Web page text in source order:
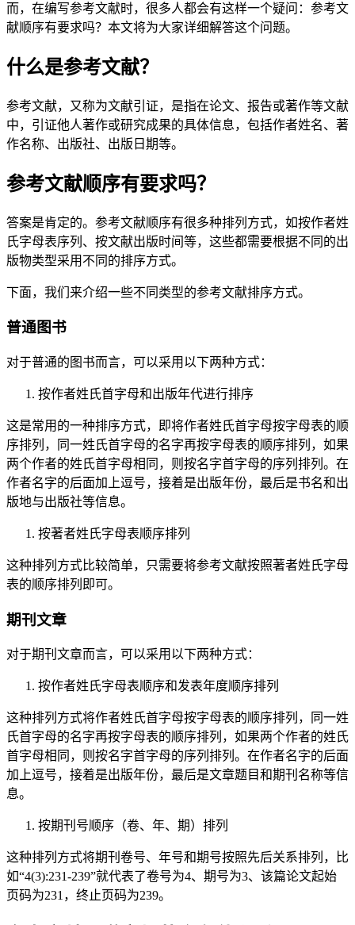
而，在编写参考文献时，很多人都会有这样一个疑问：参考文
献顺序有要求吗？本文将为大家详细解答这个问题。
什么是参考文献？
参考文献，又称为文献引证，是指在论文、报告或著作等文献
中，引证他人著作或研究成果的具体信息，包括作者姓名、著
作名称、出版社、出版日期等。
参考文献顺序有要求吗？
答案是肯定的。参考文献顺序有很多种排列方式，如按作者姓
氏字母表序列、按文献出版时间等，这些都需要根据不同的出
版物类型采用不同的排序方式。
下面，我们来介绍一些不同类型的参考文献排序方式。
普通图书
对于普通的图书而言，可以采用以下两种方式：
按作者姓氏首字母和出版年代进行排序
这是常用的一种排序方式，即将作者姓氏首字母按字母表的顺
序排列，同一姓氏首字母的名字再按字母表的顺序排列，如果
两个作者的姓氏首字母相同，则按名字首字母的序列排列。在
作者名字的后面加上逗号，接着是出版年份，最后是书名和出
版地与出版社等信息。
按著者姓氏字母表顺序排列
这种排列方式比较简单，只需要将参考文献按照著者姓氏字母
表的顺序排列即可。
期刊文章
对于期刊文章而言，可以采用以下两种方式：
按作者姓氏字母表顺序和发表年度顺序排列
这种排列方式将作者姓氏首字母按字母表的顺序排列，同一姓
氏首字母的名字再按字母表的顺序排列，如果两个作者的姓氏
首字母相同，则按名字首字母的序列排列。在作者名字的后面
加上逗号，接着是出版年份，最后是文章题目和期刊名称等信
息。
按期刊号顺序（卷、年、期）排列
这种排列方式将期刊卷号、年号和期号按照先后关系排列，比
如“4(3):231-239”就代表了卷号为4、期号为3、该篇论文起始
页码为231，终止页码为239。